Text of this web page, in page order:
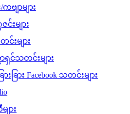
ဗျာများ
င်းများ
းများ
င်သတင်းများ
းခြား Facebook သတင်းများ
ား